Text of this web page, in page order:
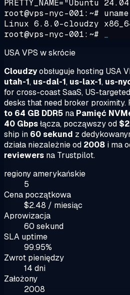
PRETTY_NAME="Ubuntu
root@vps-nyc-001:~#
Linux 6.8.0-cloudzy
root@vps-nyc-001:~#
USA VPS w skrócie
Cloudzyobsługuje hosting USA
utah-1, us-dal-1, us-lax-1, us-
for cross-coast SaaS, US-
desks that need broker proximity.
to 64 GB DDR5 na Pamięć
40 Gbpsłącza, począwszy od
ship in 60 sekund z
działa niezależnie od 2008 i ma
reviewers na Trustpilot.
regiony amerykańskie
5
Cena początkowa
$2.48 / miesiąc
Aprowizacja
60 sekund
SLA uptime
99.95%
Zwrot pieniędzy
14 dni
Założony
2008